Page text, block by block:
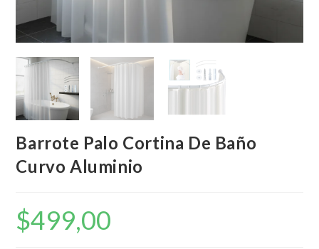
Barrote Palo Cortina De Baño
Curvo Aluminio
$499,00